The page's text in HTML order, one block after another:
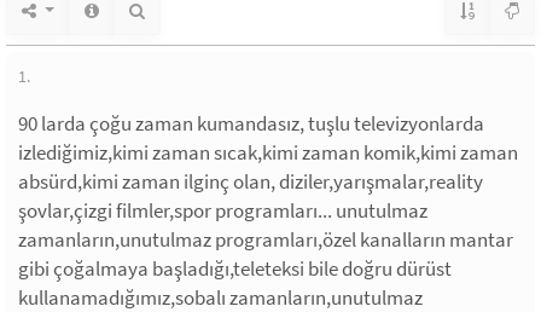
1.
90 larda çoğu zaman kumandasız, tuşlu televizyonlarda
izlediğimiz,kimi zaman sıcak,kimi zaman komik,kimi zaman
absürd,kimi zaman ilginç olan, diziler,yarışmalar,reality
şovlar,çizgi filmler,spor programları... unutulmaz
zamanların,unutulmaz programları,özel kanalların mantar
gibi çoğalmaya başladığı,teleteksi bile doğru dürüst
kullanamadığımız,sobalı zamanların,unutulmaz